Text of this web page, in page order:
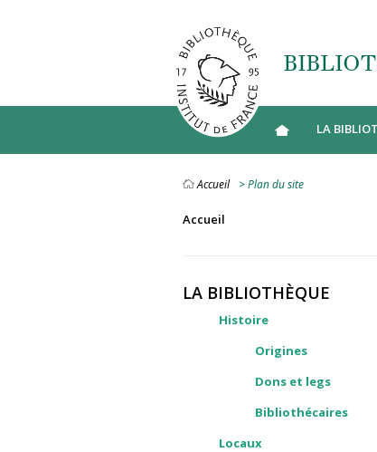
LA
Accueil > Plan du site
Accueil
LA BIBLIOTHÈQUE
Histoire
Origines
Dons et legs
Bibliothécaires
Locaux